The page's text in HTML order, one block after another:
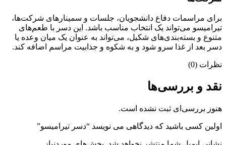
برای مراسمات دفاع دانشجویان، جلسات و سمینارهای شرکت‌ها،
تیرامیسو می‌تواند یک انتخاب مناسب باشد. این دسر با طعم‌های
متنوع و بسته‌بندی‌های شکیل، می‌تواند به عنوان یک میان وعده یا
دسر بعد از غذا سرو شود و به شکوه و جذابیت مراسم اضافه کند.
نظرات (0)
نقد و بررسی‌ها
هنوز بررسی‌ای ثبت نشده است.
اولین کسی باشید که دیدگاهی می نویسد “دسر تیرامیسو”